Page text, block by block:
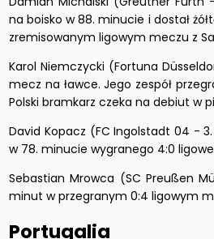
na boisko w 88. minucie i dostał
zremisowanym ligowym meczu z
Karol Niemczycki (Fortuna
mecz na ławce. Jego zespół
Polski bramkarz czeka na debiut w
David Kopacz (FC Ingolstadt 04 -
w 78. minucie wygranego 4:0
Sebastian Mrowca (SC Preußen
minut w przegranym 0:4 ligowym
Portugalia